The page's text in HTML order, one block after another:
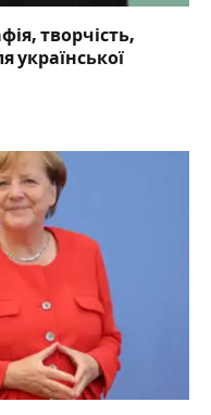
творчість,
української